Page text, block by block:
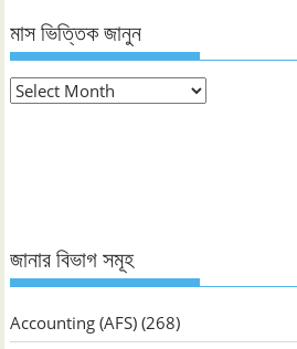
মাস ভিত্তিক জানুন
মাস
জানার বিভাগ সমূহ
Accounting (AFS) (268)